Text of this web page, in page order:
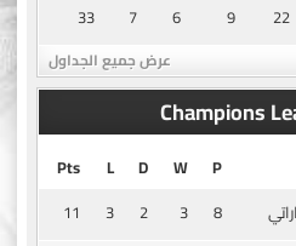
22
9
6
7
33
عرض جميع الجداول
Champions
P
W
D
L
Pts
8
3
2
3
11